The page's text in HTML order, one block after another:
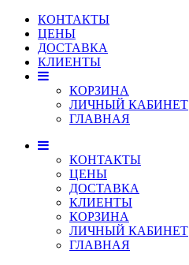
КОНТАКТЫ
ЦЕНЫ
ДОСТАВКА
КЛИЕНТЫ
КОРЗИНА
ЛИЧНЫЙ КАБИНЕТ
ГЛАВНАЯ
КОНТАКТЫ
ЦЕНЫ
ДОСТАВКА
КЛИЕНТЫ
КОРЗИНА
ЛИЧНЫЙ КАБИНЕТ
ГЛАВНАЯ